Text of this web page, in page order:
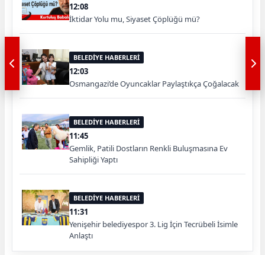
12:08
İktidar Yolu mu, Siyaset Çöplüğü mü?
BELEDİYE HABERLERİ
12:03
Osmangazi’de Oyuncaklar Paylaştıkça Çoğalacak
BELEDİYE HABERLERİ
11:45
Gemlik, Patili Dostların Renkli Buluşmasına Ev
Sahipliği Yaptı
BELEDİYE HABERLERİ
11:31
Yenişehir belediyespor 3. Lig İçin Tecrübeli İsimle
Anlaştı